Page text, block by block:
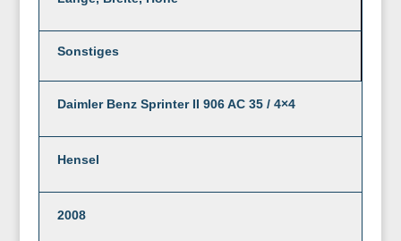
Sonstiges
Daimler Benz Sprinter II 906 AC 35 / 4×4
Hensel
2008